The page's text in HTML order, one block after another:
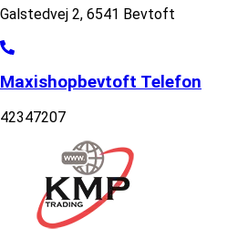
Galstedvej 2, 6541 Bevtoft
Maxishopbevtoft Telefon
42347207